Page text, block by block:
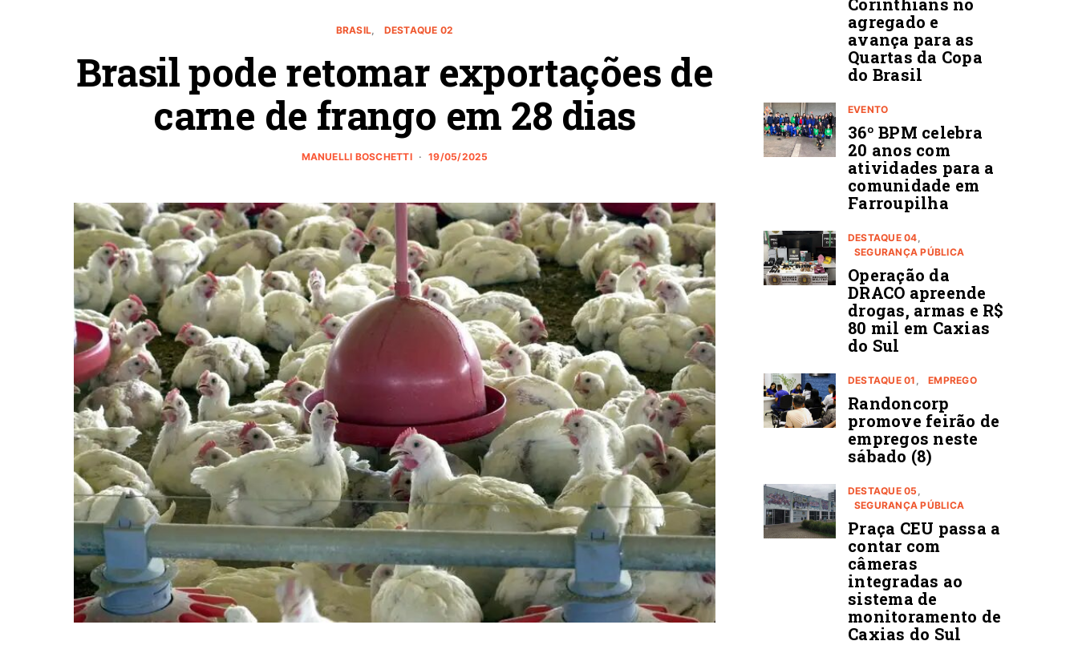
BRASIL DESTAQUE 02
Brasil pode retomar exportações de
carne de frango em 28 dias
MANUELLI BOSCHETTI 19/05/2025
agregado e
avança para as
Quartas da Copa
do Brasil
EVENTO
36º BPM celebra
20 anos com
atividades para a
comunidade em
Farroupilha
DESTAQUE 04
SEGURANÇA PÚBLICA
Operação da
DRACO apreende
drogas, armas e R$
80 mil em Caxias
do Sul
DESTAQUE 01 EMPREGO
Randoncorp
promove feirão de
empregos neste
sábado (8)
DESTAQUE 05
SEGURANÇA PÚBLICA
Praça CEU passa a
contar com
câmeras
integradas ao
sistema de
monitoramento de
Caxias do Sul